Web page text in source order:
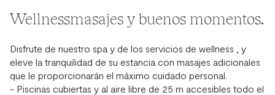
Wellnessmasajes y buenos momentos.
Disfrute de nuestro spa y de los servicios de wellness , y
eleve la tranquilidad de su estancia con masajes adicionales
que le proporcionarán el máximo cuidado personal.
- Piscinas cubiertas y al aire libre de 25 m accesibles todo el